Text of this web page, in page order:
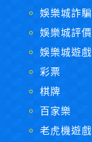
娛樂城詐騙
娛樂城評價
娛樂城遊戲
彩票
棋牌
百家樂
老虎機遊戲